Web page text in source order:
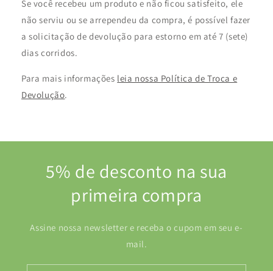
Se você recebeu um produto e não ficou satisfeito, ele
não serviu ou se arrependeu da compra, é possível fazer
a solicitação de devolução para estorno em até 7 (sete)
dias corridos.
Para mais informações leia nossa Política de Troca e
Devolução.
5% de desconto na sua
primeira compra
Assine nossa newsletter e receba o cupom em seu e-
mail.